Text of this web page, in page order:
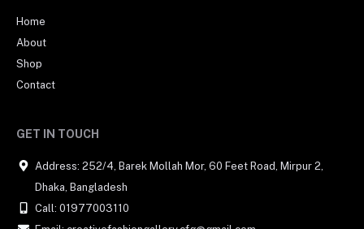
Home
About
Shop
Contact
GET IN TOUCH
Address: 252/4, Barek Mollah Mor, 60 Feet Road, Mirpur 2,
Dhaka, Bangladesh
Call: 01977003110